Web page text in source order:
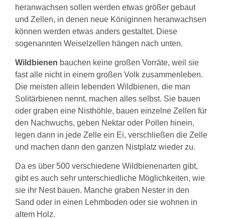
heranwachsen sollen werden etwas größer gebaut
und Zellen, in denen neue Königinnen heranwachsen
können werden etwas anders gestaltet. Diese
sogenannten Weiselzellen hängen nach unten.
Wildbienen bauchen keine großen Vorräte, weil sie
fast alle nicht in einem großen Volk zusammenleben.
Die meisten allein lebenden Wildbienen, die man
Solitärbienen nennt, machen alles selbst. Sie bauen
oder graben eine Nisthöhle, bauen einzelne Zellen für
den Nachwuchs, geben Nektar oder Pollen hinein,
legen dann in jede Zelle ein Ei, verschließen die Zelle
und machen dann den ganzen Nistplatz wieder zu.
Da es über 500 verschiedene Wildbienenarten gibt,
gibt es auch sehr unterschiedliche Möglichkeiten, wie
sie ihr Nest bauen. Manche graben Nester in den
Sand oder in einen Lehmboden oder sie wohnen in
altem Holz.